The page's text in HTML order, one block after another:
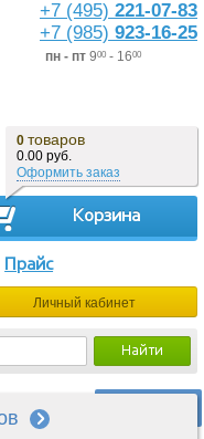
+7 (495) 221-07-83
+7 (985) 923-16-25
пн - пт 900 - 1600
Прайс
0 товаров
0.00 руб.
Оформить заказ
Корзина
Личный кабинет